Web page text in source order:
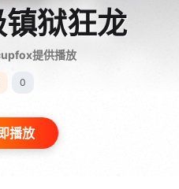
狱狂龙
提供播放
0
播放